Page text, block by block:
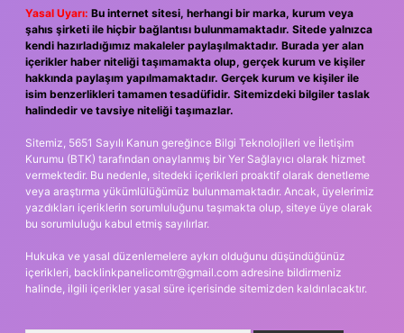
Yasal Uyarı: Bu internet sitesi, herhangi bir marka, kurum veya
şahıs şirketi ile hiçbir bağlantısı bulunmamaktadır. Sitede yalnızca
kendi hazırladığımız makaleler paylaşılmaktadır. Burada yer alan
içerikler haber niteliği taşımamakta olup, gerçek kurum ve kişiler
hakkında paylaşım yapılmamaktadır. Gerçek kurum ve kişiler ile
isim benzerlikleri tamamen tesadüfidir. Sitemizdeki bilgiler taslak
halindedir ve tavsiye niteliği taşımazlar.
Sitemiz, 5651 Sayılı Kanun gereğince Bilgi Teknolojileri ve İletişim
Kurumu (BTK) tarafından onaylanmış bir Yer Sağlayıcı olarak hizmet
vermektedir. Bu nedenle, sitedeki içerikleri proaktif olarak denetleme
veya araştırma yükümlülüğümüz bulunmamaktadır. Ancak, üyelerimiz
yazdıkları içeriklerin sorumluluğunu taşımakta olup, siteye üye olarak
bu sorumluluğu kabul etmiş sayılırlar.
Hukuka ve yasal düzenlemelere aykırı olduğunu düşündüğünüz
içerikleri, backlinkpanelicomtr@gmail.com adresine bildirmeniz
halinde, ilgili içerikler yasal süre içerisinde sitemizden kaldırılacaktır.